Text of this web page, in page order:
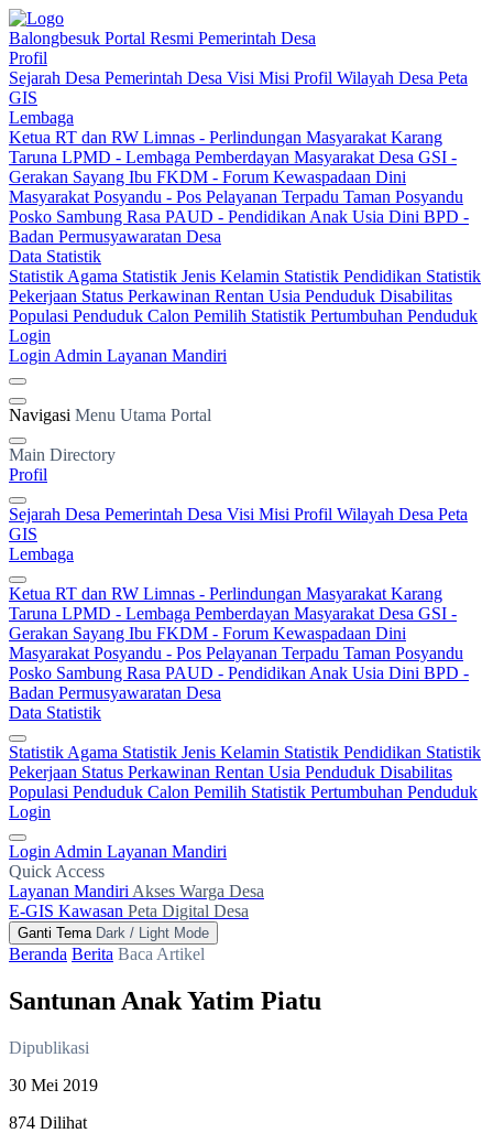
Balongbesuk Portal Resmi Pemerintah Desa
Profil
Sejarah Desa Pemerintah Desa Visi Misi Profil Wilayah Desa Peta
GIS
Lembaga
Ketua RT dan RW Limnas - Perlindungan Masyarakat Karang
Taruna LPMD - Lembaga Pemberdayan Masyarakat Desa GSI -
Gerakan Sayang Ibu FKDM - Forum Kewaspadaan Dini
Masyarakat Posyandu - Pos Pelayanan Terpadu Taman Posyandu
Posko Sambung Rasa PAUD - Pendidikan Anak Usia Dini BPD -
Badan Permusyawaratan Desa
Data Statistik
Statistik Agama Statistik Jenis Kelamin Statistik Pendidikan Statistik
Pekerjaan Status Perkawinan Rentan Usia Penduduk Disabilitas
Populasi Penduduk Calon Pemilih Statistik Pertumbuhan Penduduk
Login
Login Admin Layanan Mandiri
Navigasi Menu Utama Portal
Main Directory
Profil
Sejarah Desa Pemerintah Desa Visi Misi Profil Wilayah Desa Peta
GIS
Lembaga
Ketua RT dan RW Limnas - Perlindungan Masyarakat Karang
Taruna LPMD - Lembaga Pemberdayan Masyarakat Desa GSI -
Gerakan Sayang Ibu FKDM - Forum Kewaspadaan Dini
Masyarakat Posyandu - Pos Pelayanan Terpadu Taman Posyandu
Posko Sambung Rasa PAUD - Pendidikan Anak Usia Dini BPD -
Badan Permusyawaratan Desa
Data Statistik
Statistik Agama Statistik Jenis Kelamin Statistik Pendidikan Statistik
Pekerjaan Status Perkawinan Rentan Usia Penduduk Disabilitas
Populasi Penduduk Calon Pemilih Statistik Pertumbuhan Penduduk
Login
Login Admin Layanan Mandiri
Quick Access
Layanan Mandiri Akses Warga Desa
E-GIS Kawasan Peta Digital Desa
Ganti Tema Dark / Light Mode
Beranda Berita Baca Artikel
Santunan Anak Yatim Piatu
Dipublikasi
30 Mei 2019
874 Dilihat